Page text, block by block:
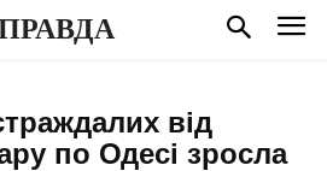
від
по Одесі зросла